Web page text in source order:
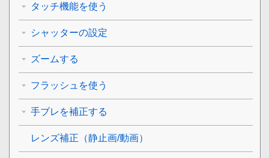
タッチ機能を使う
シャッターの設定
ズームする
フラッシュを使う
手ブレを補正する
レンズ補正 （静止画/動画）